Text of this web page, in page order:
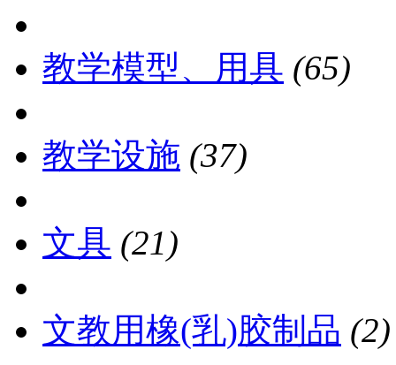
教学模型、用具 (65)
教学设施 (37)
文具 (21)
文教用橡(乳)胶制品 (2)